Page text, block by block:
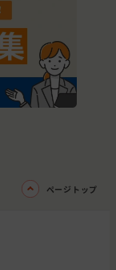
ページトップ